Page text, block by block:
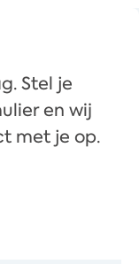
Stel je
en wij
met je op.